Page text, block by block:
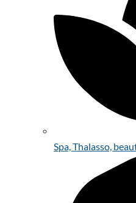
Spa, Thalasso,